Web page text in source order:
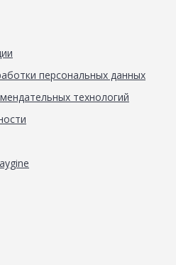
персональных данных
технологий